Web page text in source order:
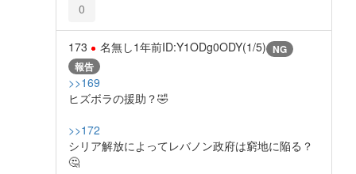
0
173 名無し1年前ID:Y1ODg0ODY(1/5) NG
報告
>>169
ヒズボラの援助？🤣
>>172
シリア解放によってレバノン政府は窮地に陥る？
🤔